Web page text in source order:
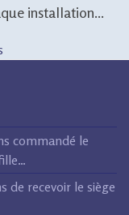
installation...
commandé le
de recevoir le siège